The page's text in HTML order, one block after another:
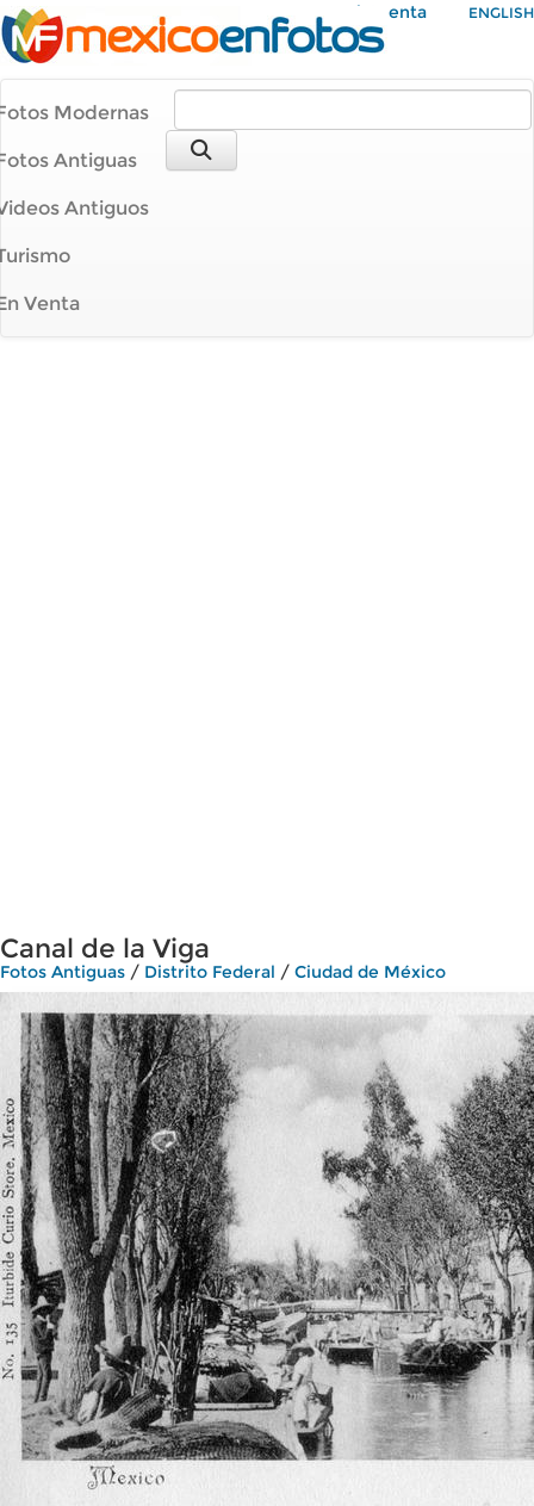
Mi Cuenta ENGLISH
Modernas
Antiguas
Antiguos
Venta
Canal de la Viga
Fotos Antiguas / Distrito Federal / Ciudad de México